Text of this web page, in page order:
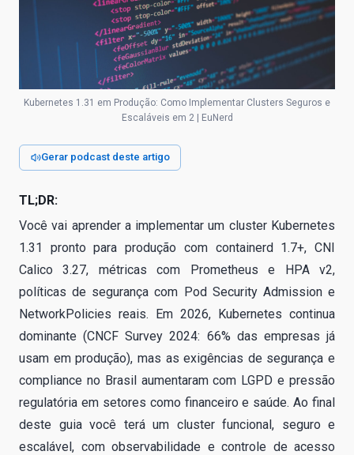
Kubernetes 1.31 em Produção: Como Implementar Clusters Seguros e
Escaláveis em 2 | EuNerd
Gerar podcast deste artigo
TL;DR:
Você vai aprender a implementar um cluster Kubernetes
1.31 pronto para produção com containerd 1.7+, CNI
Calico 3.27, métricas com Prometheus e HPA v2,
políticas de segurança com Pod Security Admission e
NetworkPolicies reais. Em 2026, Kubernetes continua
dominante (CNCF Survey 2024: 66% das empresas já
usam em produção), mas as exigências de segurança e
compliance no Brasil aumentaram com LGPD e pressão
regulatória em setores como financeiro e saúde. Ao final
deste guia você terá um cluster funcional, seguro e
escalável, com observabilidade e controle de acesso